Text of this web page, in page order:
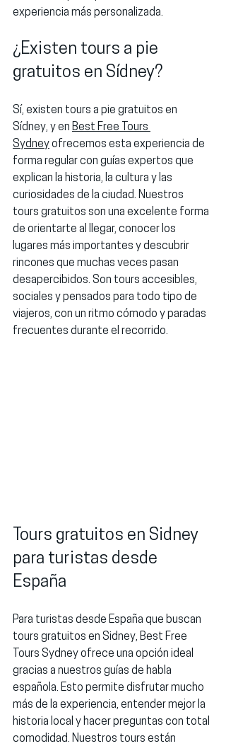
experiencia más personalizada.
¿Existen tours a pie
gratuitos en Sídney?
Sí, existen tours a pie gratuitos en
Sídney, y en Best Free Tours
Sydney ofrecemos esta experiencia de
forma regular con guías expertos que
explican la historia, la cultura y las
curiosidades de la ciudad. Nuestros
tours gratuitos son una excelente forma
de orientarte al llegar, conocer los
lugares más importantes y descubrir
rincones que muchas veces pasan
desapercibidos. Son tours accesibles,
sociales y pensados para todo tipo de
viajeros, con un ritmo cómodo y paradas
frecuentes durante el recorrido.
Tours gratuitos en Sidney
para turistas desde
España
Para turistas desde España que buscan
tours gratuitos en Sidney, Best Free
Tours Sydney ofrece una opción ideal
gracias a nuestros guías de habla
española. Esto permite disfrutar mucho
más de la experiencia, entender mejor la
historia local y hacer preguntas con total
comodidad. Nuestros tours están